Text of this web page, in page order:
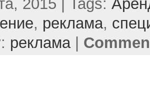
2015 | Tags:
, реклама,
реклама|